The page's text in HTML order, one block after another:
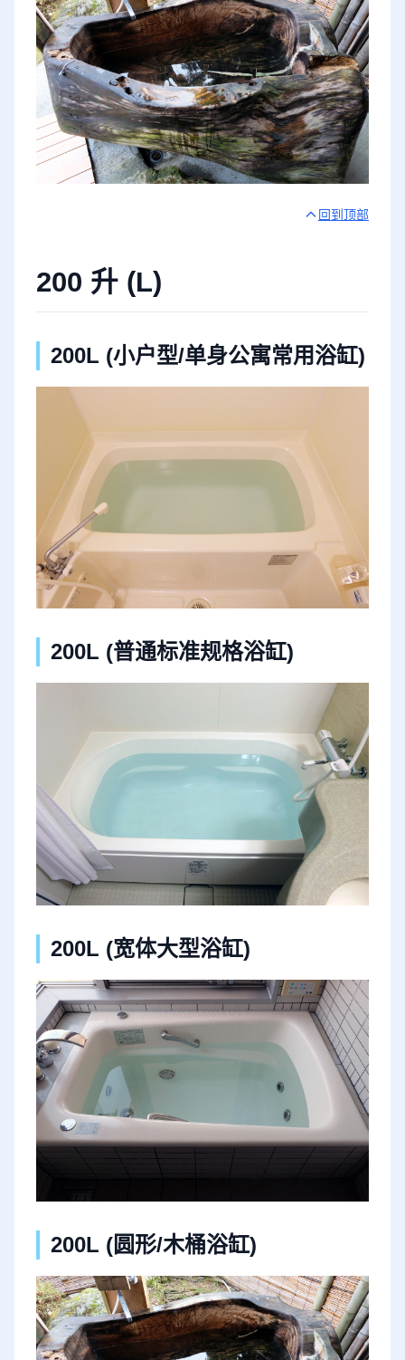
回到顶部
200 升 (L)
200L (小户型/单身公寓常用浴缸)
200L (普通标准规格浴缸)
200L (宽体大型浴缸)
200L (圆形/木桶浴缸)